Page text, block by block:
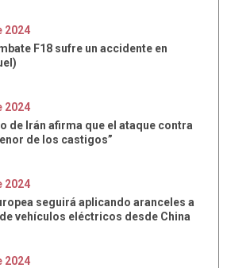
2024
F18 sufre un accidente en
2024
de Irán afirma que el ataque contra
de los castigos”
2024
seguirá aplicando aranceles a
vehículos eléctricos desde China
2024